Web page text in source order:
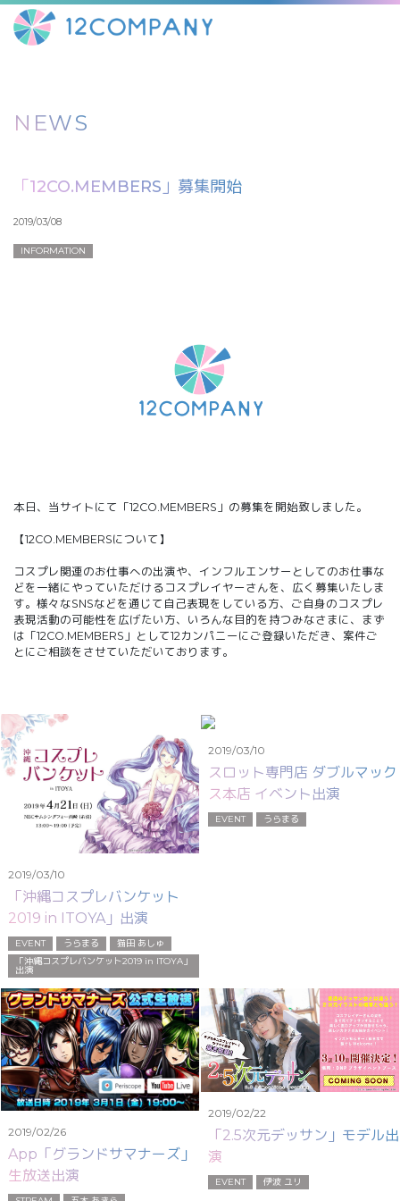
NEWS
「12CO.MEMBERS」募集開始
2019/03/08
INFORMATION
本日、当サイトにて「12CO.MEMBERS」の募集を開始致しました。
【12CO.MEMBERSについて】
コスプレ関連のお仕事への出演や、インフルエンサーとしてのお仕事な
どを一緒にやっていただけるコスプレイヤーさんを、広く募集いたしま
す。様々なSNSなどを通じて自己表現をしている方、ご自身のコスプレ
表現活動の可能性を広げたい方、いろんな目的を持つみなさまに、まず
は「12CO.MEMBERS」として12カンパニーにご登録いただき、案件ご
とにご相談をさせていただいております。
2019/03/10
「沖縄コスプレバンケット
2019 in ITOYA」出演
EVENT うらまる
猫田 あしゅ
「沖縄コスプレバンケット2019 in ITOYA」
出演
2019/03/10
スロット専門店 ダブルマック
ス本店 イベント出演
EVENT うらまる
2019/02/26
App「グランドサマナーズ」
生放送出演
2019/02/22
「2.5次元デッサン」モデル出
演
EVENT 伊波 ユリ